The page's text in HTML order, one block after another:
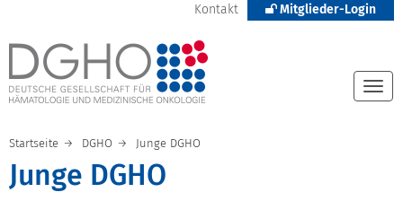
Kontakt Mitglieder-Login
Startseite DGHO Junge DGHO
Junge DGHO